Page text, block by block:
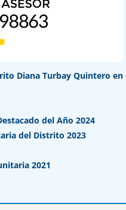
Diana Turbay Quintero en
del Año 2024
del Distrito 2023
2021